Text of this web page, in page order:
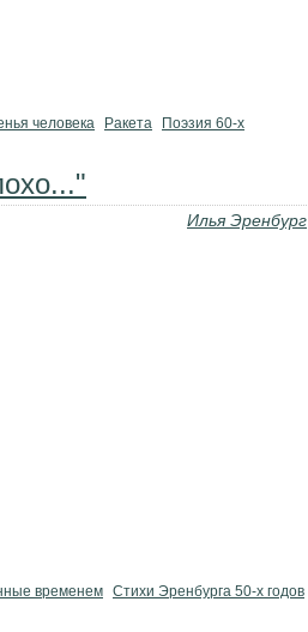
человека Ракета Поэзия 60-х
Илья Эренбург
временем Стихи Эренбурга 50-х годов